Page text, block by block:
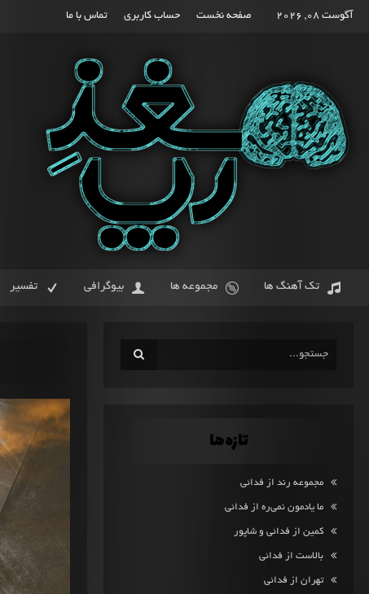
آگوست 08, 2026 صفحه نخست حساب کاربری تماس با ما
تک آهنگ ها مجموعه ها بیوگرافی تفسیر
تازه‌ها
مجموعه رند از فدائی
ما یادمون نمی‌ره از فدائی
کمین از فدائی و شاپور
بالاست از فدائی
تهران از فدائی